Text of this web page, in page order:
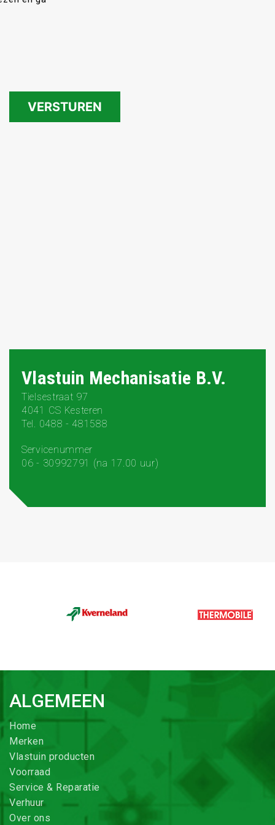
Vlastuin Mechanisatie B.V.
Tielsestraat 97
4041 CS Kesteren
Tel. 0488 - 481588
Servicenummer
06 - 30992791 (na 17.00 uur)
ALGEMEEN
Home
Merken
Vlastuin producten
Voorraad
Service & Reparatie
Verhuur
Over ons